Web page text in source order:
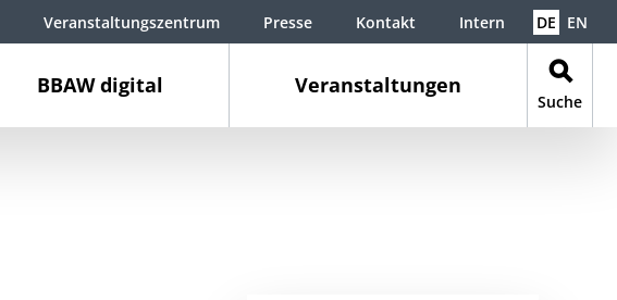
BBAW digital Veranstaltungen
Suche
Veranstaltungszentrum Presse Kontakt Intern DE EN